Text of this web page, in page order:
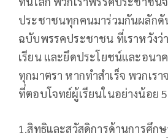
ประชาชนทุกคนมาร่วมกันผลักดั
ฉบับพรรคประชาชน ที่เราหวังว่
เรียน และยึดประโยชน์และอนา
ทุกมาตรา หากทำสำเร็จ พวกเร
ที่ตอบโจทย์ผู้เรียนในอย่างน้อย
1.สิทธิและสวัสดิการด้านการศึก